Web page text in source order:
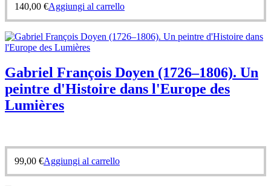
140,00 €Aggiungi al carrello
Gabriel François Doyen (1726–1806). Un
peintre d'Histoire dans l'Europe des
Lumières
99,00 €Aggiungi al carrello